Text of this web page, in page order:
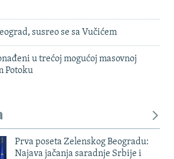
susreo se sa Vučićem
u trećoj mogućoj masovnoj
Potoku
Prva poseta Zelenskog Beogradu:
Najava jačanja saradnje Srbije i